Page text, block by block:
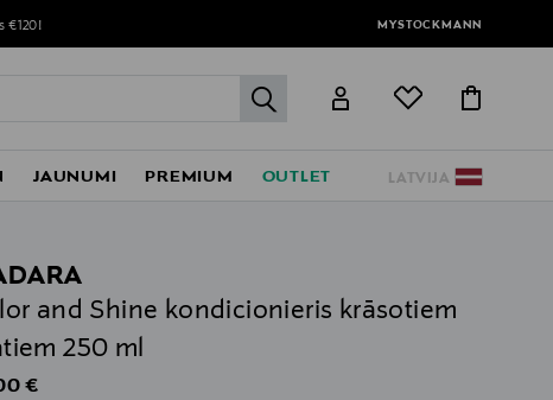
€120! MYSTOCKMANN
label.header.go
LATVIJA
JAUNUMI PREMIUM OUTLET
and Shine kondicionieris krāsotiem
250 ml
Price
€